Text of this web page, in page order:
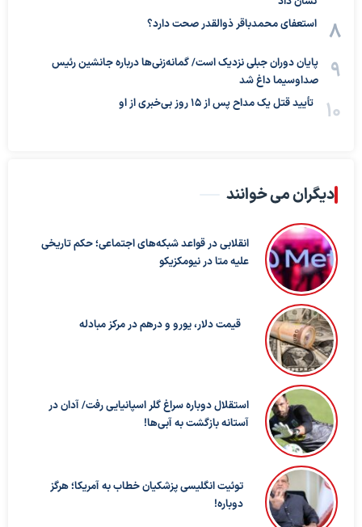
استعفای محمدباقر ذوالقدر صحت دارد؟
پایان دوران جبلی نزدیک است/ گمانه‌زنی‌ها درباره جانشین رئیس
صداوسیما داغ شد
تأیید قتل یک مداح پس از ۱۵ روز بی‌خبری از او
دیگران می خوانند
انقلابی در قواعد شبکه‌های اجتماعی؛ حکم تاریخی
علیه متا در نیومکزیکو
قیمت دلار، یورو و درهم در مرکز مبادله
استقلال دوباره سراغ گلر اسپانیایی رفت/ آدان در
آستانه بازگشت به آبی‌ها!
توئیت انگلیسی پزشکیان خطاب به آمریکا؛ هرگز
دوباره!